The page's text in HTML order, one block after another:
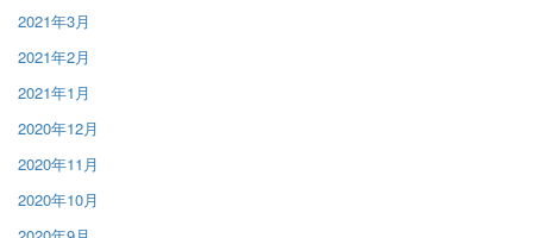
2021年3月
2021年2月
2021年1月
2020年12月
2020年11月
2020年10月